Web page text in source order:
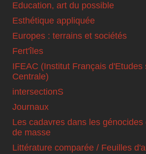
Education, art du possible
Esthétique appliquée
Europes : terrains et sociétés
Fert'îles
IFEAC (Institut Français d'Etudes
Centrale)
intersectionS
Journaux
Les cadavres dans les
de masse
Littérature comparée / Feuilles